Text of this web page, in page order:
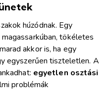
húzódnak. Egy
magassarkúban, tökéletes
akkor is, ha egy
egyszerűen tiszteletlen. A
egyetlen osztási
problémák